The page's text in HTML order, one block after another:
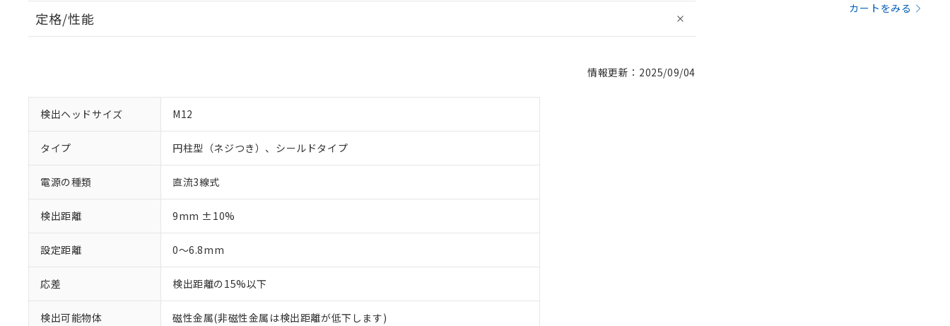
定格/性能
情報更新：2025/09/04
検出ヘッドサイズ M12
タイプ 円柱型（ネジつき）、シールドタイプ
電源の種類 直流3線式
検出距離 9mm ±10%
設定距離 0～6.8mm
応差 検出距離の15%以下
検出可能物体 磁性金属(非磁性金属は検出距離が低下します)
カートをみる